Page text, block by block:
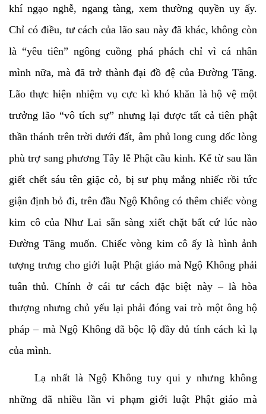
khí ngạo nghễ, ngang tàng, xem thường quyền uy ấy.
Chỉ có điều, tư cách của lão sau này đã khác, không còn
là “yêu tiên” ngông cuồng phá phách chỉ vì cá nhân
mình nữa, mà đã trở thành đại đồ đệ của Đường Tăng.
Lão thực hiện nhiệm vụ cực kì khó khăn là hộ vệ một
trưởng lão “vô tích sự” nhưng lại được tất cả tiên phật
thần thánh trên trời dưới đất, âm phủ long cung dốc lòng
phù trợ sang phương Tây lễ Phật cầu kinh. Kể từ sau lần
giết chết sáu tên giặc cỏ, bị sư phụ mắng nhiếc rồi tức
giận định bỏ đi, trên đầu Ngộ Không có thêm chiếc vòng
kim cô của Như Lai sẵn sàng xiết chặt bất cứ lúc nào
Đường Tăng muốn. Chiếc vòng kim cô ấy là hình ảnh
tượng trưng cho giới luật Phật giáo mà Ngộ Không phải
tuân thủ. Chính ở cái tư cách đặc biệt này – là hòa
thượng nhưng chủ yếu lại phải đóng vai trò một ông hộ
pháp – mà Ngộ Không đã bộc lộ đầy đủ tính cách kì lạ
của mình.
Lạ nhất là Ngộ Không tuy qui y nhưng không
những đã nhiều lần vi phạm giới luật Phật giáo mà